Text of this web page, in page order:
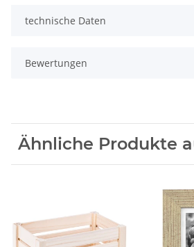
technische Daten
Bewertungen
Ähnliche Produkte